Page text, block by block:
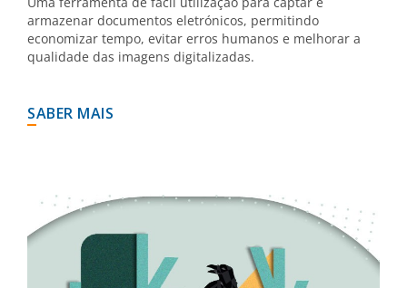
armazenar documentos eletrónicos, permitindo
economizar tempo, evitar erros humanos e melhorar a
qualidade das imagens digitalizadas.
SABER MAIS